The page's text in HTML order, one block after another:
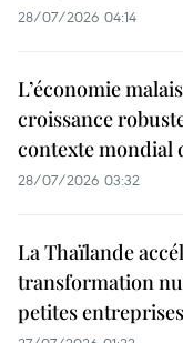
28/07/2026 04:14
L’économie
croissance
contexte mondial
28/07/2026 03:32
La Thaïlande
transformation
petites entreprises